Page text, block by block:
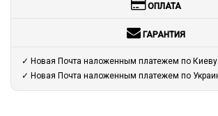
ОПЛАТА
ГАРАНТИЯ
✓ Новая Почта наложенным платежем по Киеву
✓ Новая Почта наложенным платежем по